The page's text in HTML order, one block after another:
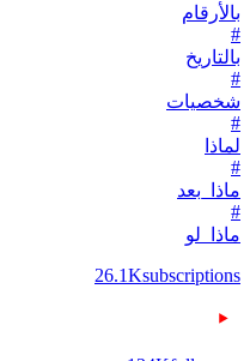
بالأرقام
#
بالتاريخ
#
شخصيات
#
لماذا
#
ماذا_بعد
#
ماذا_لو
26.1Ksubscriptions